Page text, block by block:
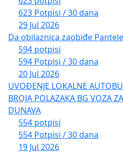
623 Potpisi / 30 dana
29 Jul 2026
Da obilaznica zaobiđe
594 potpisi
594 Potpisi / 30 dana
20 Jul 2026
UVOĐENJE LOKALNE
BROJA POLAZAKA BG VOZA
DUNAVA
554 potpisi
554 Potpisi / 30 dana
19 Jul 2026